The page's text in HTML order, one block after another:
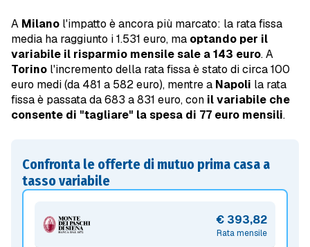
A Milano l'impatto è ancora più marcato: la rata fissa
media ha raggiunto i 1.531 euro, ma optando per il
variabile il risparmio mensile sale a 143 euro. A
Torino l'incremento della rata fissa è stato di circa 100
euro medi (da 481 a 582 euro), mentre a Napoli la rata
fissa è passata da 683 a 831 euro, con il variabile che
consente di "tagliare" la spesa di 77 euro mensili.
Confronta le offerte di mutuo prima casa a
tasso variabile
Rata mensile
€ 393,82